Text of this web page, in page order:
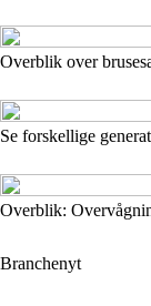
Overblik over
Se forskellige
Overblik:
Branchenyt